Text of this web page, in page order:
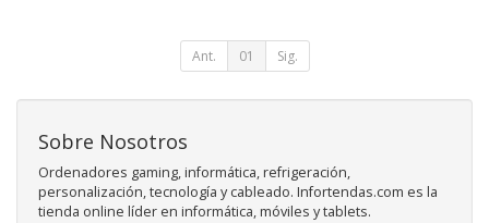
Ant. 01 Sig.
Sobre Nosotros
Ordenadores gaming, informática, refrigeración,
personalización, tecnología y cableado. Infortendas.com es la
tienda online líder en informática, móviles y tablets.